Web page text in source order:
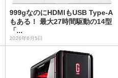
999gなのにHDMIもUSB Type-A
もある！ 最大27時間駆動の14型
「...
2026年6月5日